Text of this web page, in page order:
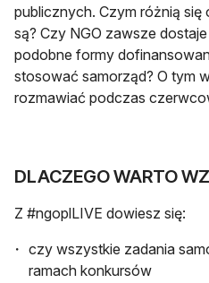
publicznych. Czym różnią się
są? Czy NGO zawsze dostaje
podobne formy
stosować samorząd? O tym
rozmawiać podczas
DLACZEGO WARTO
Z #ngoplLIVE dowiesz się:
czy wszystkie zadania
ramach konkursów